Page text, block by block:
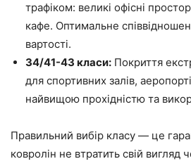
трафіком: великі офісні
кафе. Оптимальне
вартості.
34/41-43 класи: Покриття
для спортивних залів,
найвищою прохідністю та
Правильний вибір класу — це
ковролін не втратить свій вигляд